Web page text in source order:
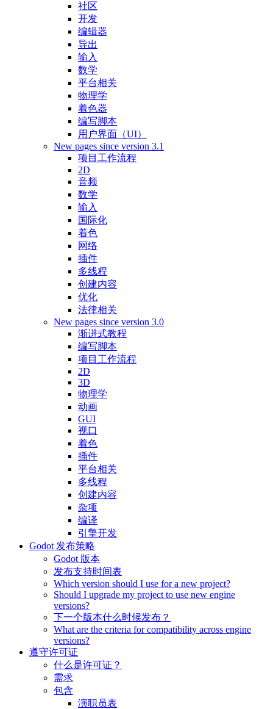
社区
开发
编辑器
导出
输入
数学
平台相关
物理学
着色器
编写脚本
用户界面（UI）
New pages since version 3.1
项目工作流程
2D
音频
数学
输入
国际化
着色
网络
插件
多线程
创建内容
优化
法律相关
New pages since version 3.0
渐进式教程
编写脚本
项目工作流程
2D
3D
物理学
动画
GUI
视口
着色
插件
平台相关
多线程
创建内容
杂项
编译
引擎开发
Godot 发布策略
Godot 版本
发布支持时间表
Which version should I use for a new project?
Should I upgrade my project to use new engine
versions?
下一个版本什么时候发布？
What are the criteria for compatibility across engine
versions?
遵守许可证
什么是许可证？
需求
包含
演职员表